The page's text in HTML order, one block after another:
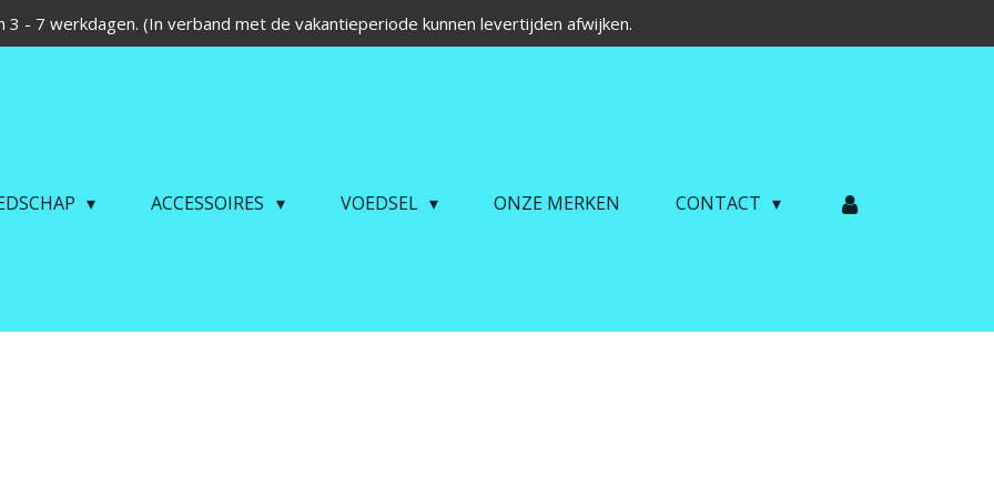
3 - 7 werkdagen. (In verband met de vakantieperiode kunnen levertijden afwijken.
ACCESSOIRES VOEDSEL ONZE MERKEN CONTACT